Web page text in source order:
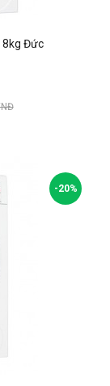
8kg Đức
-20%